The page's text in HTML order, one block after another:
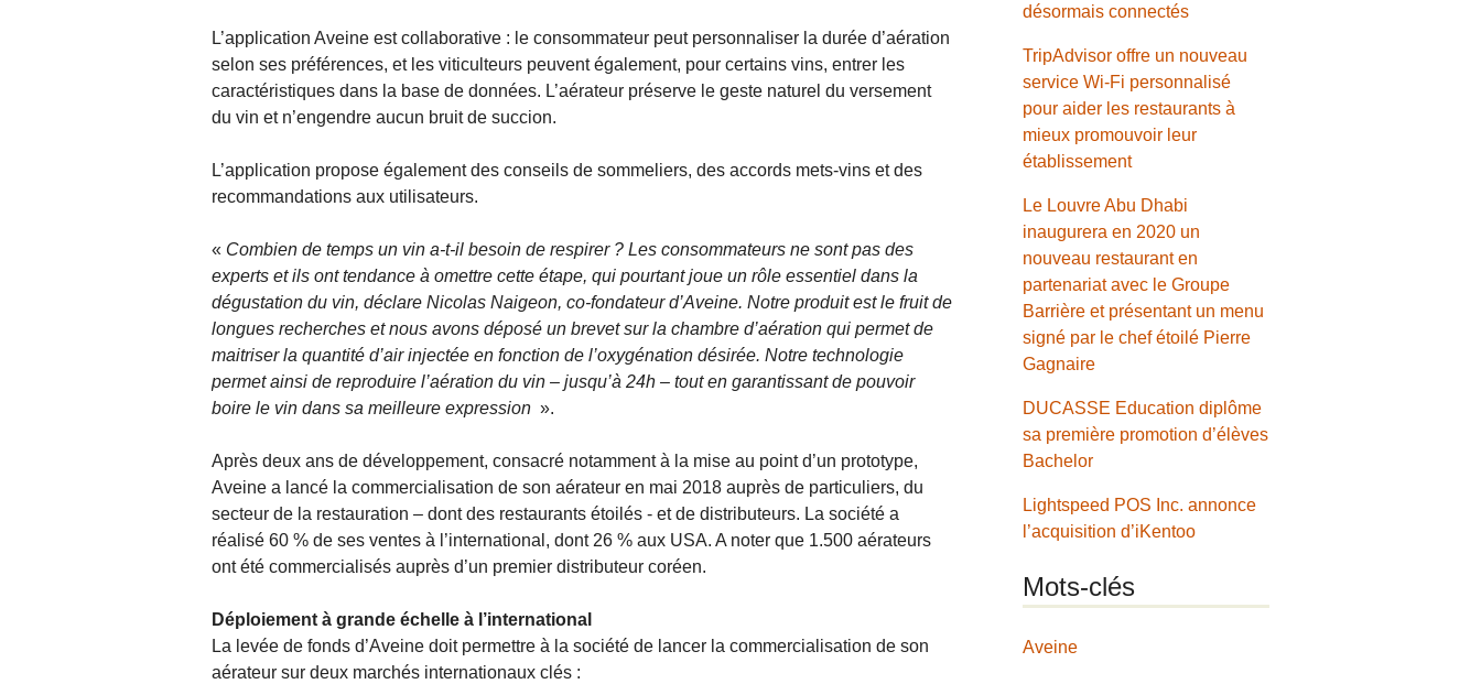
L’application Aveine est collaborative : le consommateur peut personnaliser la durée d’aération
selon ses préférences, et les viticulteurs peuvent également, pour certains vins, entrer les
caractéristiques dans la base de données. L’aérateur préserve le geste naturel du versement
du vin et n’engendre aucun bruit de succion.
L’application propose également des conseils de sommeliers, des accords mets-vins et des
recommandations aux utilisateurs.
« Combien de temps un vin a-t-il besoin de respirer ? Les consommateurs ne sont pas des
experts et ils ont tendance à omettre cette étape, qui pourtant joue un rôle essentiel dans la
dégustation du vin, déclare Nicolas Naigeon, co-fondateur d’Aveine. Notre produit est le fruit de
longues recherches et nous avons déposé un brevet sur la chambre d’aération qui permet de
maitriser la quantité d’air injectée en fonction de l’oxygénation désirée. Notre technologie
permet ainsi de reproduire l’aération du vin – jusqu’à 24h – tout en garantissant de pouvoir
boire le vin dans sa meilleure expression ».
Après deux ans de développement, consacré notamment à la mise au point d’un prototype,
Aveine a lancé la commercialisation de son aérateur en mai 2018 auprès de particuliers, du
secteur de la restauration – dont des restaurants étoilés - et de distributeurs. La société a
réalisé 60 % de ses ventes à l’international, dont 26 % aux USA. A noter que 1.500 aérateurs
ont été commercialisés auprès d’un premier distributeur coréen.
Déploiement à grande échelle à l’international
La levée de fonds d’Aveine doit permettre à la société de lancer la commercialisation de son
aérateur sur deux marchés internationaux clés :
désormais connectés
TripAdvisor offre un nouveau
service Wi-Fi personnalisé
pour aider les restaurants à
mieux promouvoir leur
établissement
Le Louvre Abu Dhabi
inaugurera en 2020 un
nouveau restaurant en
partenariat avec le Groupe
Barrière et présentant un menu
signé par le chef étoilé Pierre
Gagnaire
DUCASSE Education diplôme
sa première promotion d’élèves
Bachelor
Lightspeed POS Inc. annonce
l’acquisition d’iKentoo
Mots-clés
Aveine